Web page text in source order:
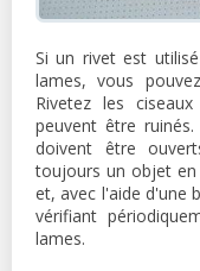
Si un rivet est
lames, vous
Rivetez les
peuvent être
doivent être
toujours un objet
et, avec l'aide d'une
vérifiant
lames.